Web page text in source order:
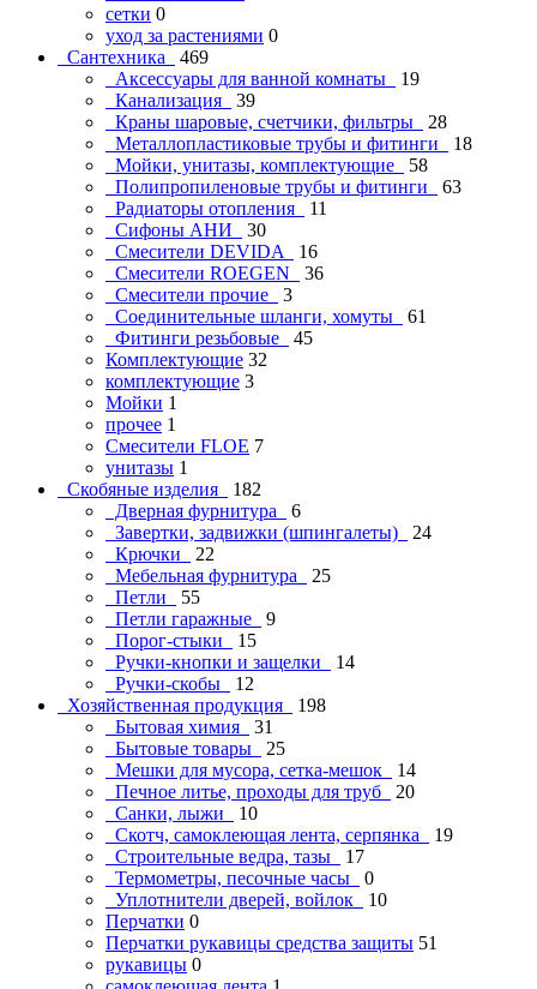
сетки 0
уход за растениями 0
Сантехника
469
Аксессуары для ванной комнаты
19
Канализация
39
Краны шаровые, счетчики, фильтры
28
Металлопластиковые трубы и фитинги
18
Мойки, унитазы, комплектующие
58
Полипропиленовые трубы и фитинги
63
Радиаторы отопления
11
Сифоны АНИ
30
Смесители DEVIDA
16
Смесители ROEGEN
36
Смесители прочие
3
Соединительные шланги, хомуты
61
Фитинги резьбовые
45
Комплектующие 32
комплектующие 3
Мойки 1
прочее 1
Смесители FLOE 7
унитазы 1
Скобяные изделия
182
Дверная фурнитура
6
Завертки, задвижки (шпингалеты)
24
Крючки
22
Мебельная фурнитура
25
Петли
55
Петли гаражные
9
Порог-стыки
15
Ручки-кнопки и защелки
14
Ручки-скобы
12
Хозяйственная продукция
198
Бытовая химия
31
Бытовые товары
25
Мешки для мусора, сетка-мешок
14
Печное литье, проходы для труб
20
Санки, лыжи
10
Скотч, самоклеющая лента, серпянка
19
Строительные ведра, тазы
17
Термометры, песочные часы
0
Уплотнители дверей, войлок
10
Перчатки 0
Перчатки рукавицы средства защиты 51
рукавицы 0